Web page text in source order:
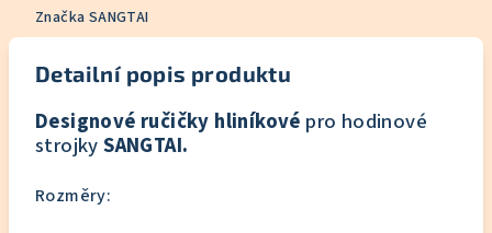
Značka SANGTAI
Detailní popis produktu
Designové ručičky hliníkové pro hodinové
strojkySANGTAI.
Rozměry: